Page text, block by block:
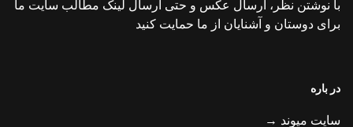
با نوشتن نظر، ارسال عکس و حتی ارسال لینک مطالب سایت ما
برای دوستان و آشنایان از ما حمایت کنید
در باره
سایت میوند →